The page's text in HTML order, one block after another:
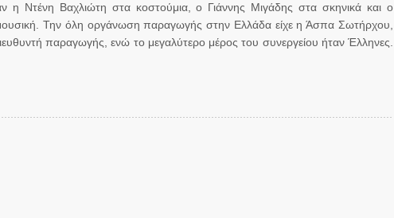
η Ντένη Βαχλιώτη στα κοστούμια, ο Γιάννης Μιγάδης στα σκηνικά και ο
Την όλη οργάνωση παραγωγής στην Ελλάδα είχε η Άσπα Σωτήρχου,
παραγωγής, ενώ το μεγαλύτερο μέρος του συνεργείου ήταν Έλληνες.